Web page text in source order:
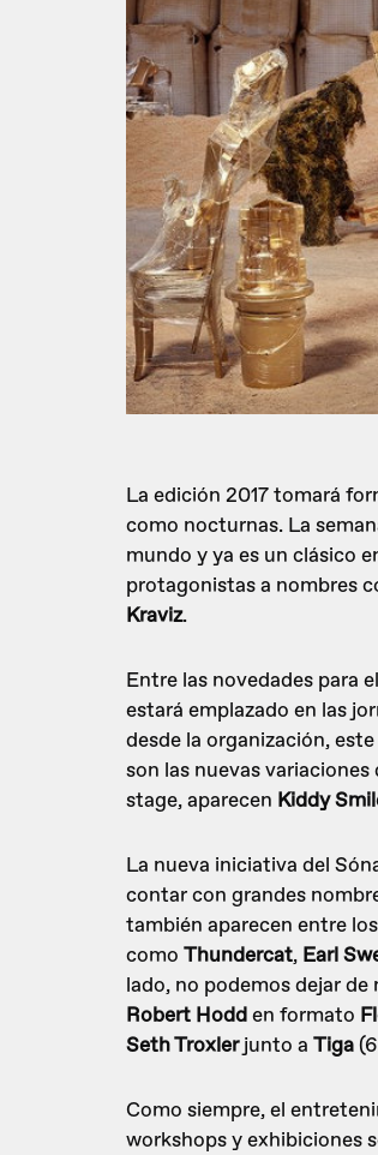
La edición 2017 tomará
como nocturnas. La
mundo y ya es un clásico
protagonistas a nombres
Kraviz.
Entre las novedades para
estará emplazado en las
desde la organización,
son las nuevas
stage, aparecen Kiddy
La nueva iniciativa del
contar con grandes
también aparecen entre
como Thundercat, Earl
lado, no podemos dejar
Robert Hodden formato
Seth Troxlerjunto a Tiga
Como siempre, el
workshops y exhibiciones